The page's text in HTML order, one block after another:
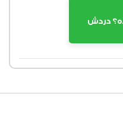
دردش